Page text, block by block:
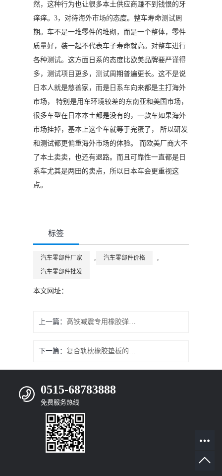
然，这种行为也让很多本土供应商赚不到钱恨的牙
痒痒。3，对待海外市场的态度。整车寿命测试周
期。车不是一堆零件的堆砌，而是一个整体，零件
质量好，装一起不代表车子寿命就高。对整车进行
各种测试。这方面日系的态度比欧美品牌要严谨得
多，测试项目更多，测试周期普遍更长。这不是说
日本人就是慈善家，而是日系车向来都是主打海外
市场， 特别是用车环境较差的东南亚和美国市场，
很多车型在日本本土都是没有的，一款车如果海外
市场挂掉，基本上这个车就等于完蛋了， 所以研发
和测试都更偏重海外市场的体验。 而欧美厂商大不
了本土卖卖，也还有退路。而且可靠性一直都是日
系车尤其是两田的卖点，所以日本车会更重视这
点。
标签
汽车零部件厂家 , 汽车零部件价格 ,
汽车零部件批发
本文网址：
上一篇： 高铁减震专用橡胶弹性垫特点及存储运输
下一篇： 复合轨枕橡胶垫板的应用与特点
0515-68783888
免费服务热线